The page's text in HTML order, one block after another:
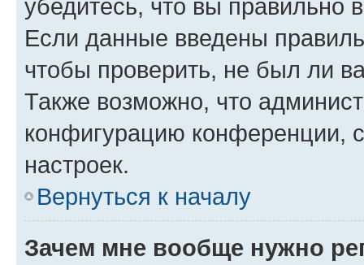
убедитесь, что вы правильно
Если данные введены
чтобы проверить, не был ли
Также возможно, что
конфигурацию конференции,
настроек.
Вернуться к началу
Зачем мне вообще нужно